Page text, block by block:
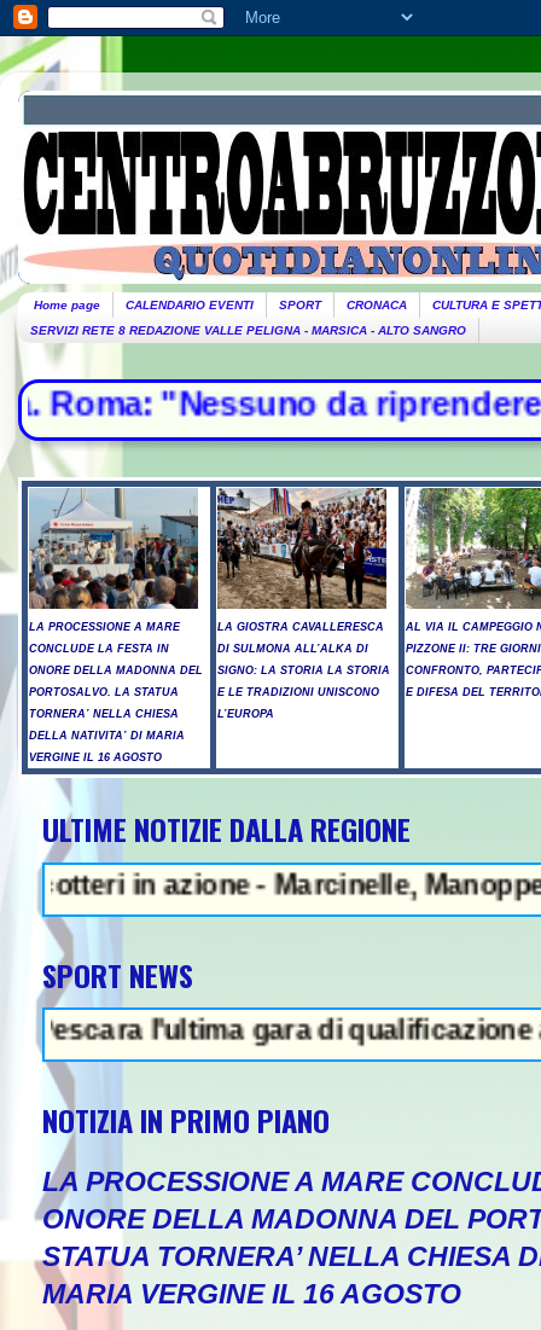
Home page CALENDARIO EVENTI SPORT CRONACA
CULTURA E
SERVIZI RETE 8 REDAZIONE VALLE PELIGNA - MARSICA - ALTO SANGRO
da riprendere"-
LA PROCESSIONE A MARE
CONCLUDE LA FESTA IN
ONORE DELLA MADONNA DEL
PORTOSALVO. LA STATUA
TORNERA’ NELLA CHIESA
DELLA NATIVITA’ DI MARIA
VERGINE IL 16 AGOSTO
LA GIOSTRA CAVALLERESCA
DI SULMONA ALL’ALKA DI
SIGNO: LA STORIA LA STORIA
E LE TRADIZIONI UNISCONO
L’EUROPA
AL VIA IL CAMPEGGIO
PIZZONE II: TRE
CONFRONTO,
E DIFESA DEL
ULTIME NOTIZIE DALLA REGIONE
azione - Marcinelle, Manoppello
SPORT NEWS
l'ultima gara di qualificazione a Euro
NOTIZIA IN PRIMO PIANO
LA PROCESSIONE A MARE
ONORE DELLA MADONNA DEL
STATUA TORNERA’ NELLA CHIESA
MARIA VERGINE IL 16 AGOSTO